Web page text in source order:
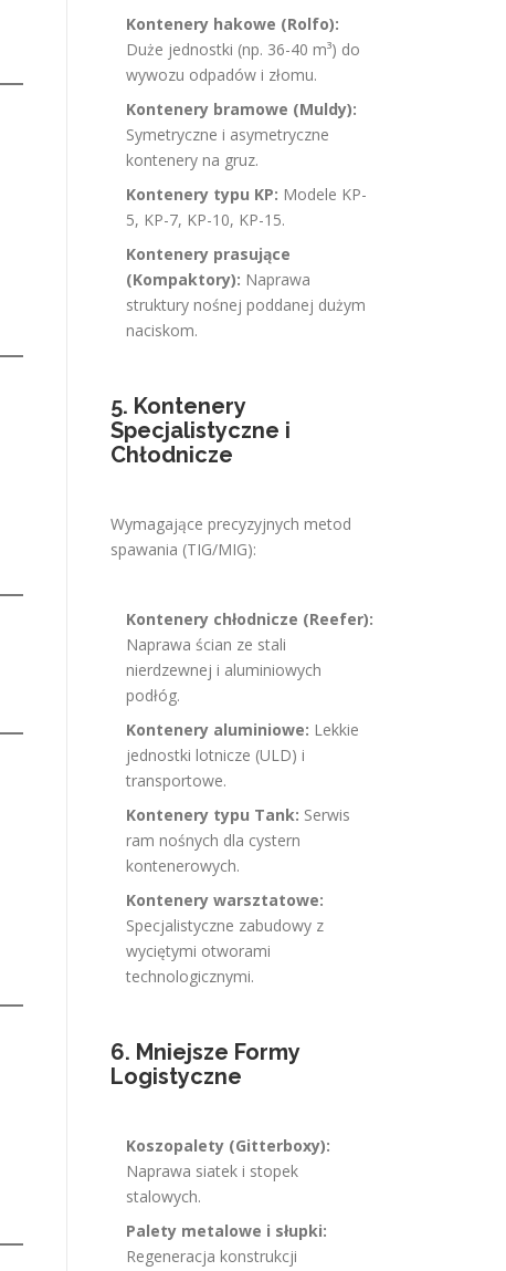
Kontenery hakowe (Rolfo):
Duże jednostki (np. 36-40 m³) do
wywozu odpadów i złomu.
Kontenery bramowe (Muldy):
Symetryczne i asymetryczne
kontenery na gruz.
Kontenery typu KP: Modele KP-
5, KP-7, KP-10, KP-15.
Kontenery prasujące
(Kompaktory): Naprawa
struktury nośnej poddanej dużym
naciskom.
5. Kontenery
Specjalistyczne i
Chłodnicze
Wymagające precyzyjnych metod
spawania (TIG/MIG):
Kontenery chłodnicze (Reefer):
Naprawa ścian ze stali
nierdzewnej i aluminiowych
podłóg.
Kontenery aluminiowe: Lekkie
jednostki lotnicze (ULD) i
transportowe.
Kontenery typu Tank: Serwis
ram nośnych dla cystern
kontenerowych.
Kontenery warsztatowe:
Specjalistyczne zabudowy z
wyciętymi otworami
technologicznymi.
6. Mniejsze Formy
Logistyczne
Koszopalety (Gitterboxy):
Naprawa siatek i stopek
stalowych.
Palety metalowe i słupki:
Regeneracja konstrukcji